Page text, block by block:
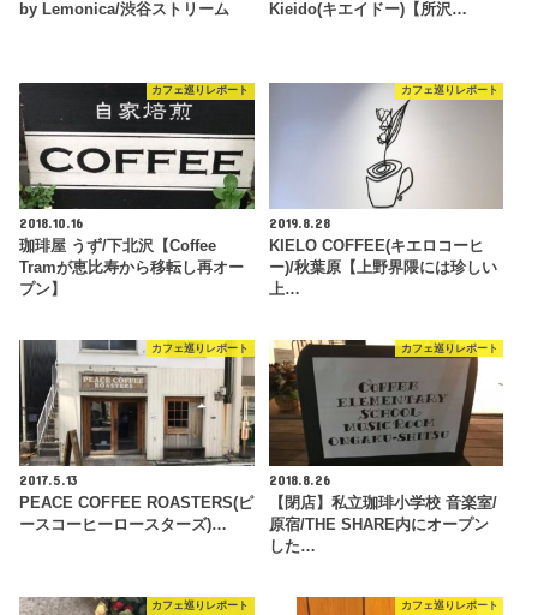
by Lemonica/渋谷ストリーム
Kieido(キエイドー)【所沢…
カフェ巡りレポート
2018.10.16
珈琲屋 うず/下北沢【Coffee
Tramが恵比寿から移転し再オー
プン】
カフェ巡りレポート
2019.8.28
KIELO COFFEE(キエロコーヒ
ー)/秋葉原【上野界隈には珍しい
上…
カフェ巡りレポート
2017.5.13
PEACE COFFEE ROASTERS(ピ
ースコーヒーロースターズ)…
カフェ巡りレポート
2018.8.26
【閉店】私立珈琲小学校 音楽室/
原宿/THE SHARE内にオープン
した…
カフェ巡りレポート カフェ巡りレポート